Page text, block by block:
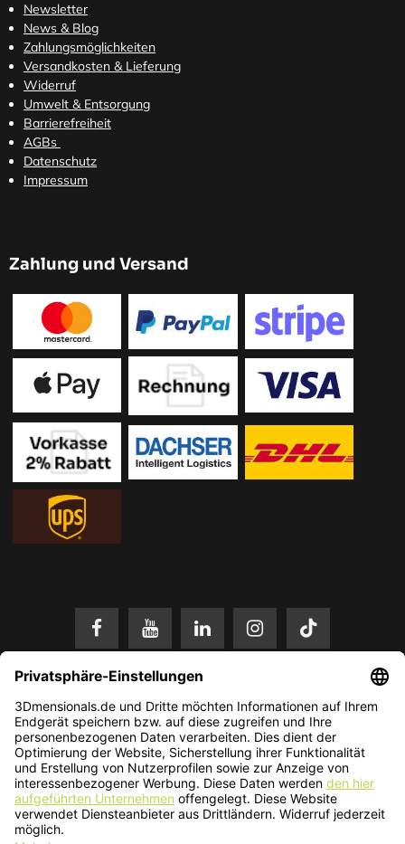
Newsletter
News & Blog
Zahlungsmöglichkeiten
Versandkosten & Lieferung
Widerruf
Umwelt & Entsorgung
Barrierefreiheit
AGBs
Datenschutz
Impressum
Zahlung und Versand
* Alle Preise in EUR inkl. gesetzl. Mehrwertsteuer zzgl. Versandkosten.
Änderungen und Irrtümer vorbehalten. Nur solange der Vorrat reicht.
© 2026 3Dmensionals / PONTIALIS GmbH & Co. KG - All Rights Reserved.​
Kundenbewertung